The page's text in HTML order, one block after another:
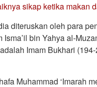
sikap ketika makan
diteruskan oleh para
Isma’il bin Yahya al-
Imam Bukhari
Muhammad ‘Imarah